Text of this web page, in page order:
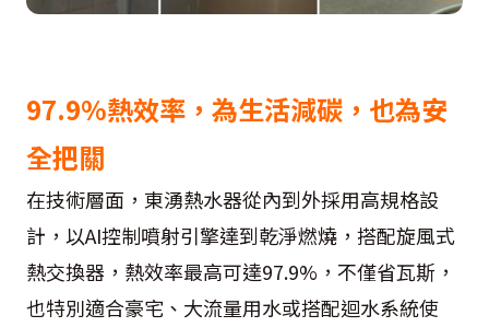
97.9%熱效率，為生活減碳，也為安
全把關
在技術層面，東湧熱水器從內到外採用高規格設
計，以AI控制噴射引擎達到乾淨燃燒，搭配旋風式
熱交換器，熱效率最高可達97.9%，不僅省瓦斯，
也特別適合豪宅、大流量用水或搭配迴水系統使